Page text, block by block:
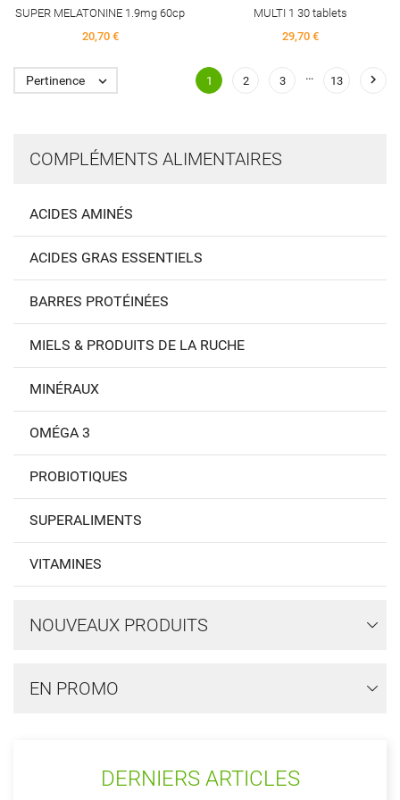
COMPLÉMENTS ALIMENTAIRES
ACIDES AMINÉS
ACIDES GRAS ESSENTIELS
BARRES PROTÉINÉES
MIELS & PRODUITS DE LA RUCHE
MINÉRAUX
OMÉGA 3
PROBIOTIQUES
SUPERALIMENTS
VITAMINES
NOUVEAUX PRODUITS
EN PROMO
DERNIERS ARTICLES
SUPER MELATONINE 1.9mg 60cp
20,70 €
MULTI 1 30 tablets
29,70 €
Pertinence  1 2 3 … 13 